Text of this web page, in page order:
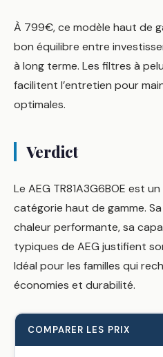
À 799€, ce modèle haut de
bon équilibre entre
à long terme. Les filtres à
facilitent l’entretien pour
optimales.
Verdict
Le AEG TR81A3G6BOE est
catégorie haut de gamme.
chaleur performante, sa
typiques de AEG justifient
Idéal pour les familles qui
économies et durabilité.
COMPARER LES PRIX